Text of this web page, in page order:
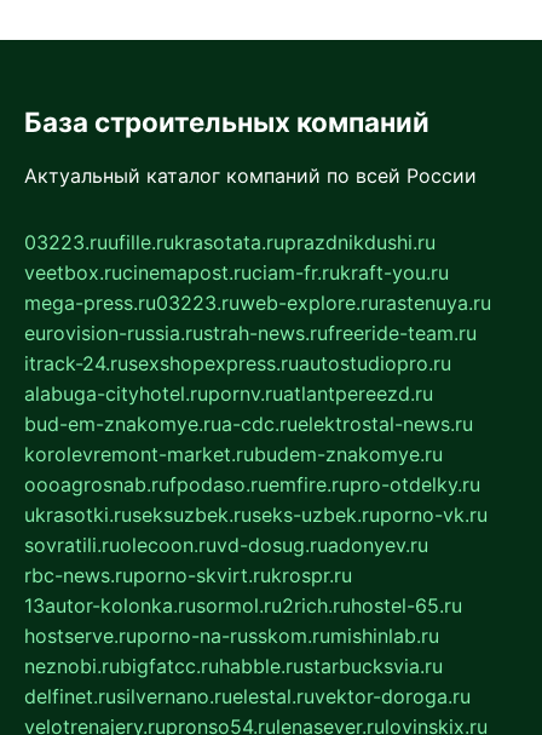
База строительных компаний
Актуальный каталог компаний по всей России
03223.ruufille.rukrasotata.ruprazdnikdushi.ru
veetbox.rucinemapost.ruciam-fr.rukraft-you.ru
mega-press.ru03223.ruweb-explore.rurastenuya.ru
eurovision-russia.rustrah-news.rufreeride-team.ru
itrack-24.rusexshopexpress.ruautostudiopro.ru
alabuga-cityhotel.rupornv.ruatlantpereezd.ru
bud-em-znakomye.rua-cdc.ruelektrostal-news.ru
korolevremont-market.rubudem-znakomye.ru
oooagrosnab.rufpodaso.ruemfire.rupro-otdelky.ru
ukrasotki.ruseksuzbek.ruseks-uzbek.ruporno-vk.ru
sovratili.ruolecoon.ruvd-dosug.ruadonyev.ru
rbc-news.ruporno-skvirt.rukrospr.ru
13autor-kolonka.rusormol.ru2rich.ruhostel-65.ru
hostserve.ruporno-na-russkom.rumishinlab.ru
neznobi.rubigfatcc.ruhabble.rustarbucksvia.ru
delfinet.rusilvernano.ruelestal.ruvektor-doroga.ru
velotrenajery.rupronso54.rulenasever.rulovinskix.ru